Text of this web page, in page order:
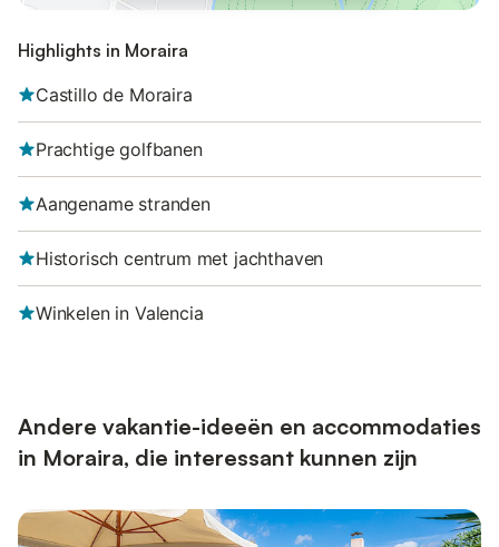
Highlights in Moraira
Castillo de Moraira
Prachtige golfbanen
Aangename stranden
Historisch centrum met jachthaven
Winkelen in Valencia
Andere vakantie-ideeën en accommodaties
in Moraira, die interessant kunnen zijn